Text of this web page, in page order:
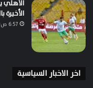
6:57 ص19 مايو، 2026
اخر الاخبار السياسية